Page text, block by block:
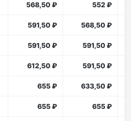
568,50 ₽ 552 ₽
591,50 ₽ 568,50 ₽
591,50 ₽ 591,50 ₽
612,50 ₽ 591,50 ₽
655 ₽ 633,50 ₽
655 ₽ 655 ₽